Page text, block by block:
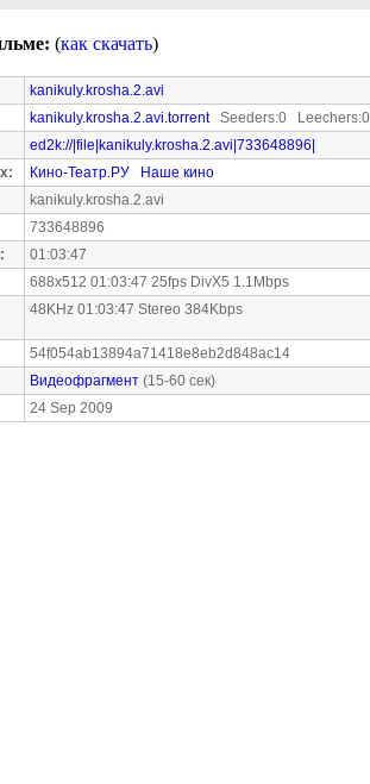
(как скачать)
kanikuly.krosha.2.avi
kanikuly.krosha.2.avi.torrentSeeders:0 Leechers:0
ed2k://|file|kanikuly.krosha.2.avi|733648896|
Кино-Театр.РУ
Наше кино
kanikuly.krosha.2.avi
733648896
01:03:47
688x512 01:03:47 25fps DivX5 1.1Mbps
48KHz 01:03:47 Stereo 384Kbps
54f054ab13894a71418e8eb2d848ac14
Видеофрагмент (15-60 сек)
24 Sep 2009